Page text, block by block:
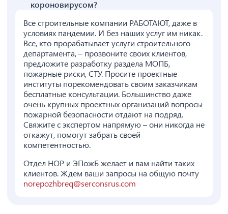
короновирусом?
Все строительные компании РАБОТАЮТ, даже в
условиях пандемии. И без наших услуг им никак.
Все, кто прорабатывает услуги строительного
департамента, – прозвоните своих клиентов,
предложите разработку раздела МОПБ,
пожарные риски, СТУ. Просите проектные
институты порекомендовать своим заказчикам
бесплатные консультации. Большинство даже
очень крупных проектных организаций вопросы
пожарной безопасности отдают на подряд.
Свяжите с экспертом напрямую – они никогда не
откажут, помогут забрать своей
компетентностью.
Отдел НОР и ЭПожБ желает и вам найти таких
клиентов. Ждем ваши запросы на общую почту
norepozhbreq@serconsrus.com